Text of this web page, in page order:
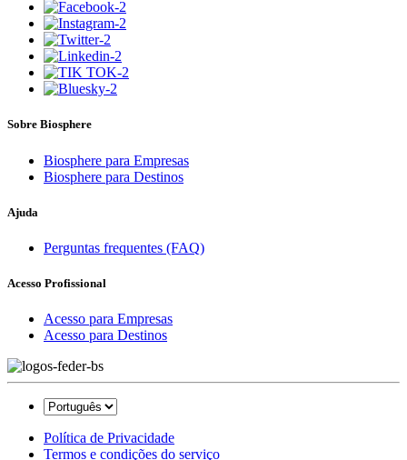
Sobre Biosphere
Biosphere para Empresas
Biosphere para Destinos
Ajuda
Perguntas frequentes (FAQ)
Acesso Profissional
Acesso para Empresas
Acesso para Destinos
Política de Privacidade
Termos e condições do serviço